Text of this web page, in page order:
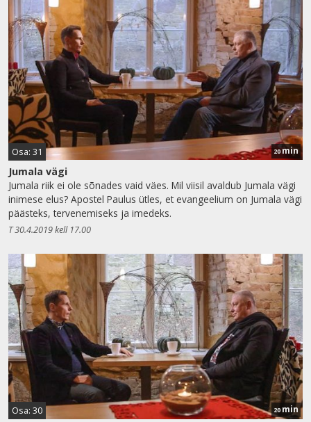
Osa: 31 20min
Jumala vägi
Jumala riik ei ole sõnades vaid väes. Mil viisil avaldub Jumala vägi
inimese elus? Apostel Paulus ütles, et evangeelium on Jumala vägi
päästeks, tervenemiseks ja imedeks.
T 30.4.2019 kell 17.00
Osa: 30 20 min